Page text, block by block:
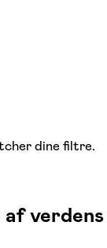
dine filtre.